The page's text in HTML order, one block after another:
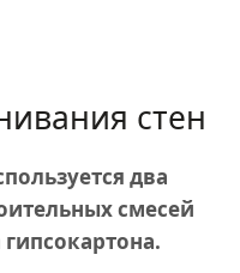
стен
два
смесей